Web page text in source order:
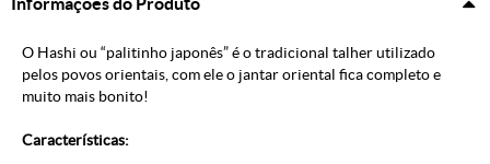
O Hashi ou “palitinho japonês” é o tradicional talher utilizado
pelos povos orientais, com ele o jantar oriental fica completo e
muito mais bonito!
Características: